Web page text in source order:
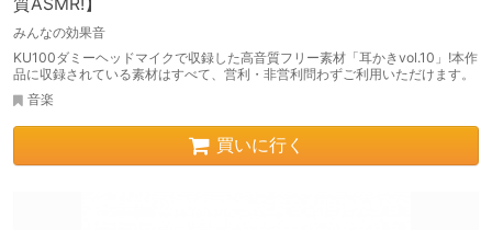
質ASMR!】
みんなの効果音
KU100ダミーヘッドマイクで収録した高音質フリー素材「耳かきvol.10」!本作
品に収録されている素材はすべて、営利・非営利問わずご利用いただけます。
音楽
買いに行く